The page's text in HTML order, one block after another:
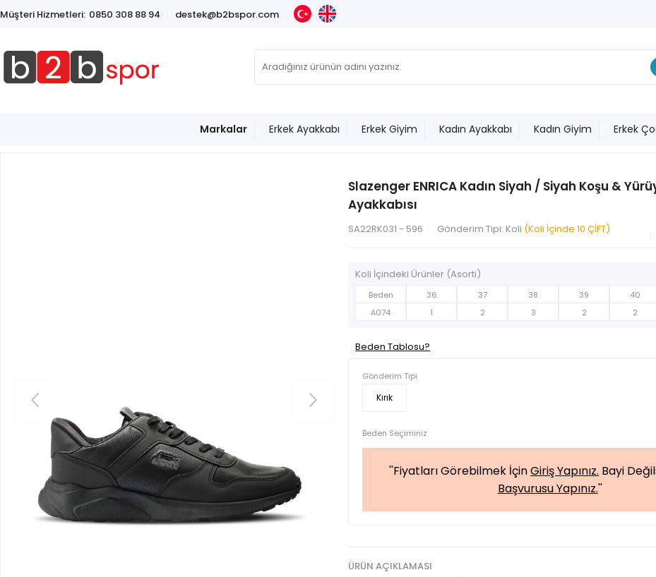
Müşteri Hizmetleri: 0850 308 88 94 destek@b2bspor.com
Markalar Erkek Ayakkabı Erkek Giyim Kadın Ayakkabı Kadın Giyim Erkek
Slazenger ENRICA Kadın Siyah / Siyah Koşu &
Ayakkabısı
SA22RK031 - 596 Gönderim Tipi: Koli (Koli İçinde 10 ÇİFT)
Koli İçindeki Ürünler (Asorti)
Beden 36 37 38 39 40
A074
1 2 3 2 2
Beden Tablosu?
Gönderim Tipi
Kırık
Beden Seçiminiz
''Fiyatları Görebilmek İçinGiriş Yapınız. Bayi
Başvurusu Yapınız.''
ÜRÜN AÇIKLAMASI